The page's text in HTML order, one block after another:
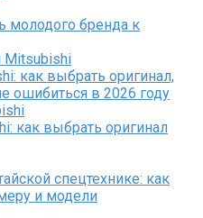
молодого бренда к
как выбрать оригинал,
ошибиться в 2026 году
как выбрать оригинал
спецтехнике: как
и модели